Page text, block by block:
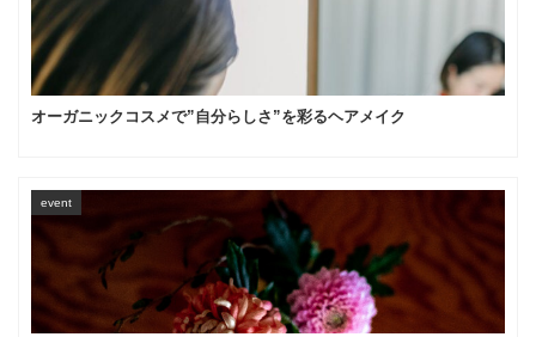
オーガニックコスメで”自分らしさ”を彩るヘアメイク
event